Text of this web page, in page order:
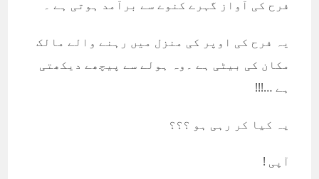
فرح کی آواز گہرے کنوے سے برآمد ہوتی ہے ۔
یہ فرح کی اوپر کی منزل میں رہنے والے مالک
مکان کی بیٹی ہے ۔وہ ہولے سے پیچھے دیکھتی
ہے …!!!
یہ کیا کر رہی ہو ؟؟؟
آپی !